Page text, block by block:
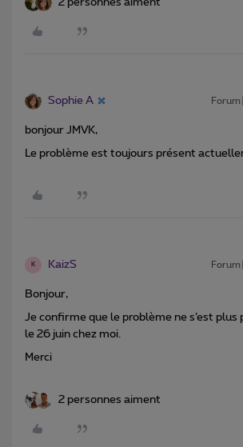
2 personnes aiment
Sophie A
bonjour JMVK,
Le problème est toujours présent
K KaizS
Bonjour,
Je confirme que le problème ne s’est plus
le 26 juin chez moi.
Merci
2 personnes aiment